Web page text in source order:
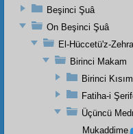
Beşinci Şuâ
On Beşinci Şuâ
El-Hüccetü'z-Zehra
Birinci Makam
Birinci Kısım
Fatiha-i
Üçüncü
Mukaddime